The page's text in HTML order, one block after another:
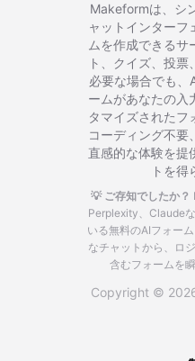
Makeformは、シ
ャットインターフ
ムを作成できるサ
ト、クイズ、投
必要な場合でも、
ームがあなたの入
タマイズされたフ
コーディング不要
直感的な体験を提
トを得
💡 ご存知でしたか？
Perplexity、Claude
いる無料のAIフォーム
なチャットから、ロ
含むフォームを
Copyright ©